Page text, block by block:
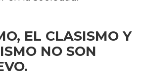
EL CLASISMO Y
NO SON